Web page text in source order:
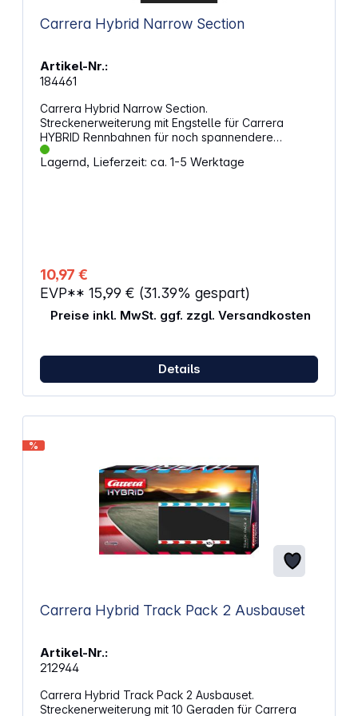
Carrera Hybrid Narrow Section
Artikel-Nr.:
184461
Carrera Hybrid Narrow Section.
Streckenerweiterung mit Engstelle für Carrera
HYBRID Rennbahnen für noch spannendere
Positionskämpfe. Eigenschaften:
Streckenerweiterung für Carrera HYBRID
Lagernd, Lieferzeit: ca. 1-5 Werktage
10,97 €
EVP** 15,99 € (31.39% gespart)
Preise inkl. MwSt. ggf. zzgl. Versandkosten
Details
%
Carrera Hybrid Track Pack 2 Ausbauset
Artikel-Nr.:
212944
Carrera Hybrid Track Pack 2 Ausbauset.
Streckenerweiterung mit 10 Geraden für Carrera